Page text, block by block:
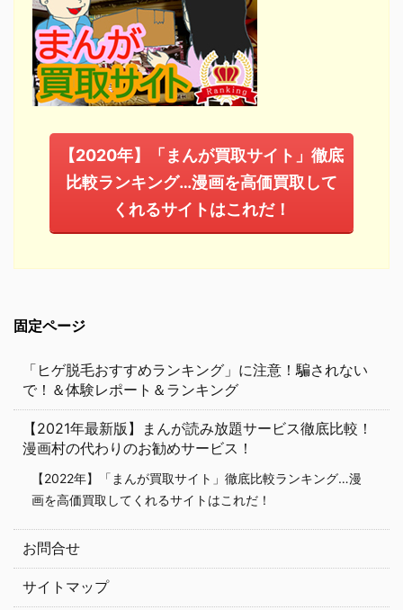
【2020年】「まんが買取サイト」徹底
比較ランキング…漫画を高価買取して
くれるサイトはこれだ！
固定ページ
「ヒゲ脱毛おすすめランキング」に注意！騙されない
で！＆体験レポート＆ランキング
【2021年最新版】まんが読み放題サービス徹底比較！
漫画村の代わりのお勧めサービス！
【2022年】「まんが買取サイト」徹底比較ランキング…漫
画を高価買取してくれるサイトはこれだ！
お問合せ
サイトマップ